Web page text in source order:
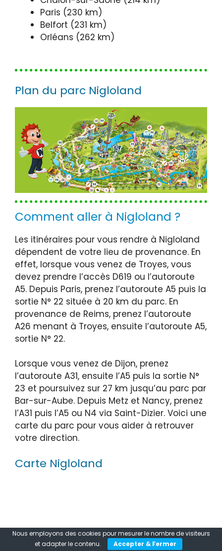
Paris (230 km)
Belfort (231 km)
Orléans (262 km)
Plan du parc Nigloland
Comment aller à Nigloland ?
Les itinéraires pour vous rendre à Nigloland
dépendent de votre lieu de provenance. En
effet, lorsque vous venez de Troyes, vous
devez prendre l’accès D619 ou l’autoroute
A5. Depuis Paris, prenez l’autoroute A5 puis la
sortie N° 22 située à 20 km du parc. En
provenance de Reims, prenez l’autoroute
A26 menant à Troyes, ensuite l’autoroute A5,
sortie N° 22.
Lorsque vous venez de Dijon, prenez
l’autoroute A31, ensuite l’A5 puis la sortie N°
23 et poursuivez sur 27 km jusqu’au parc par
Bar-sur-Aube. Depuis Metz et Nancy, prenez
l’A31 puis l’A5 ou N4 via Saint-Dizier. Voici une
carte du parc pour vous aider à retrouver
votre direction.
Carte Nigloland
Nous employons des cookies pour mesurer le nombre de visiteurs
et adapter le contenu.
Accepter & Fermer